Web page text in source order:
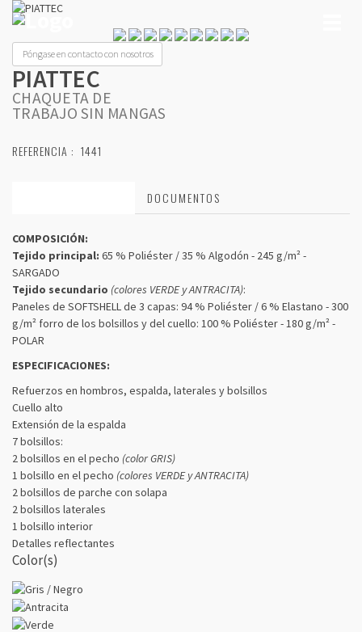
Póngase en contacto con nosotros
PIATTEC
CHAQUETA DE
TRABAJO SIN MANGAS
REFERENCIA : 1441
DOCUMENTOS
COMPOSICIÓN:
Tejido principal: 65 % Poliéster / 35 % Algodón - 245 g/m² -
SARGADO
Tejido secundario (colores VERDE y ANTRACITA):
Paneles de SOFTSHELL de 3 capas: 94 % Poliéster / 6 % Elastano - 300
g/m² forro de los bolsillos y del cuello: 100 % Poliéster - 180 g/m² -
POLAR
ESPECIFICACIONES:
Refuerzos en hombros, espalda, laterales y bolsillos
Cuello alto
Extensión de la espalda
7 bolsillos:
2 bolsillos en el pecho (color GRIS)
1 bolsillo en el pecho (colores VERDE y ANTRACITA)
2 bolsillos de parche con solapa
2 bolsillos laterales
1 bolsillo interior
Detalles reflectantes
Color(s)